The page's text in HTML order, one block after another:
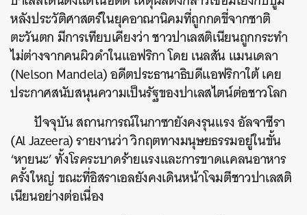
หลังประวัติศาสตร์ในยุคอาณานิคมที่ถูกกดขี่จากชาติ
ตะวันตก มีการเทียบเคียงว่า ชาวปาเลสติเนียนถูกกระทำ
ไม่ต่างจากคนผิวดำในแอฟริกา โดย เนลสัน แมนเดลา
(Nelson Mandela) อดีตประธานาธิบดีแอฟริกาใต้ เคย
ประกาศสนับสนุนความเป็นรัฐของปาเลสไตน์ต่อชาวโลก
ปัจจุบัน สถานการณ์ในกาซายังคงรุนแรง อัลจาซีรา
(Al Jazeera) รายงานว่า วิกฤตทางมนุษยธรรมอยู่ในขั้น
‘หายนะ’ ทั้งโรคระบาดร้ายแรงและการขาดแคลนอาหาร
ครั้งใหญ่ ขณะที่อิสราเอลยังคงเดินหน้าโจมตีชาวปาเลสติ
เนียนอย่างต่อเนื่อง